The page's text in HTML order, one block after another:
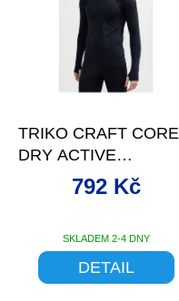
TRIKO CRAFT CORE
DRY ACTIVE
COMFORT ZIP
SKLADEM 2-4 DNY
792 Kč
DETAIL